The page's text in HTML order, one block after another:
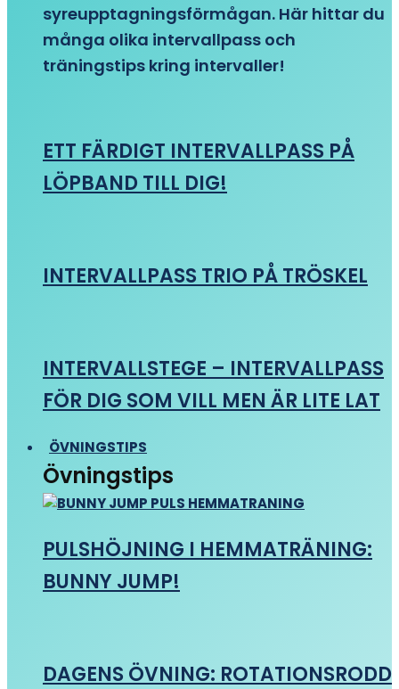
syreupptagningsförmågan. Här hittar du
många olika intervallpass och
träningstips kring intervaller!
ETT FÄRDIGT INTERVALLPASS PÅ
LÖPBAND TILL DIG!
INTERVALLPASS TRIO PÅ TRÖSKEL
INTERVALLSTEGE – INTERVALLPASS
FÖR DIG SOM VILL MEN ÄR LITE LAT
ÖVNINGSTIPS
Övningstips
PULSHÖJNING I HEMMATRÄNING:
BUNNY JUMP!
DAGENS ÖVNING: ROTATIONSRODD